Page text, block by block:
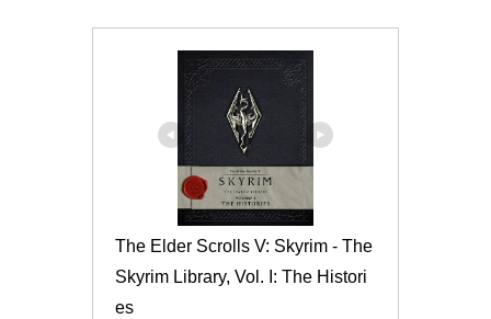
The Elder Scrolls V: Skyrim - The
Skyrim Library, Vol. I: The Histori
es